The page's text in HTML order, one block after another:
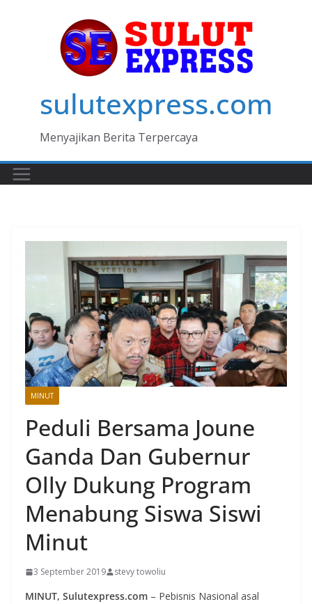
sulutexpress.com
Menyajikan Berita Terpercaya
MINUT
Peduli Bersama Joune
Ganda Dan Gubernur
Olly Dukung Program
Menabung Siswa Siswi
Minut
3 September 2019 stevy towoliu
MINUT, Sulutexpress.com – Pebisnis Nasional asal